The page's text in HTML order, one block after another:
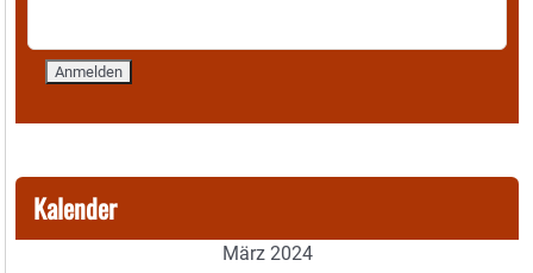
Kalender
März 2024